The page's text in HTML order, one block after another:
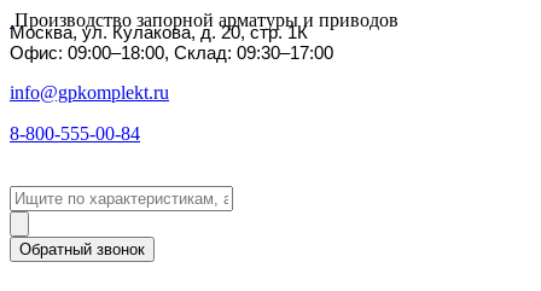
Производство запорной арматуры и приводов
Москва, ул. Кулакова, д. 20, стр. 1К
Офис: 09:00–18:00, Склад: 09:30–17:00
info@gpkomplekt.ru
8-800-555-00-84
Обратный звонок